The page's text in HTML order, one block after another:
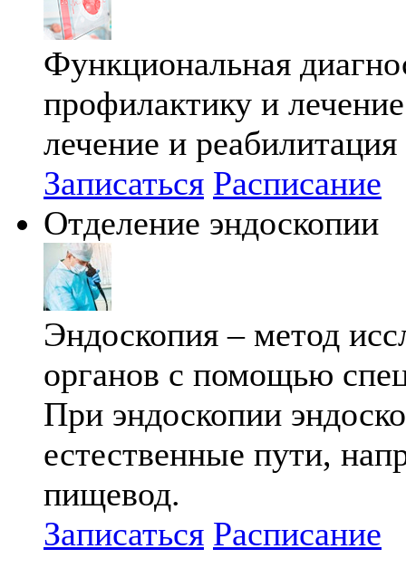
Функциональная
профилактику и
лечение и
Записаться Расписание
Отделение эндоскопии
Эндоскопия – метод
органов с помощью
При эндоскопии
естественные пути,
пищевод.
Записаться Расписание